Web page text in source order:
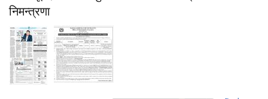
निमन्त्रणा